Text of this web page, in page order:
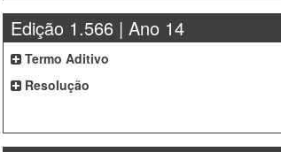
Edição 1.566 | Ano 14
Termo Aditivo
Resolução